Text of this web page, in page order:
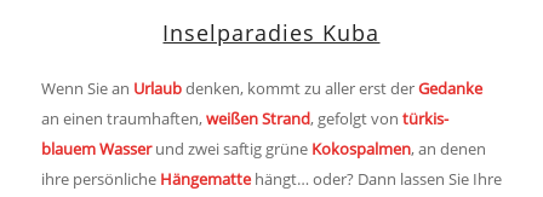
Inselparadies Kuba
Wenn Sie an Urlaubdenken, kommt zu aller erst derGedanke
an einen traumhaften,weißen Strand, gefolgt von türkis-
blauem Wasserund zwei saftig grüne Kokospalmen, an denen
ihre persönliche Hängemattehängt… oder? Dann lassen Sie Ihre